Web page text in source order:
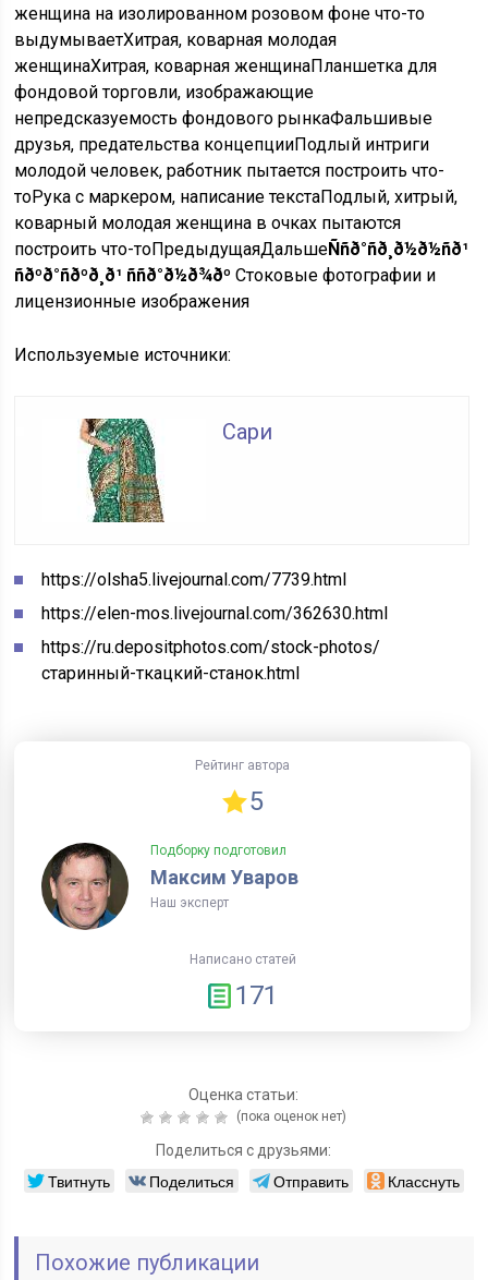
женщина на изолированном розовом фоне что-то
выдумываетХитрая, коварная молодая
женщинаХитрая, коварная женщинаПланшетка для
фондовой торговли, изображающие
непредсказуемость фондового рынкаФальшивые
друзья, предательства концепцииПодлый интриги
молодой человек, работник пытается построить что-
тоРука с маркером, написание текстаПодлый, хитрый,
коварный молодая женщина в очках пытаются
построить что-тоПредыдущаяДальшеÑñð°ñð¸ð½ð½ñð¹
ñðºð°ñðºð¸ð¹ ññð°ð½ð¾ðº Стоковые фотографии и
лицензионные изображения
Используемые источники:
Сари
https://olsha5.livejournal.com/7739.html
https://elen-mos.livejournal.com/362630.html
https://ru.depositphotos.com/stock-photos/
старинный-ткацкий-станок.html
Рейтинг автора
5
Подборку подготовил
Максим Уваров
Наш эксперт
Написано статей
171
Оценка статьи:
(пока оценок нет)
Поделиться с друзьями:
Твитнуть Поделиться Отправить Класснуть
Похожие публикации